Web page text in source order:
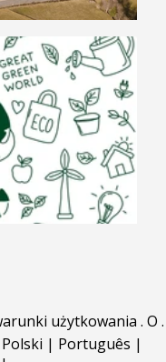
użytkowania . O .
Polski | Português |